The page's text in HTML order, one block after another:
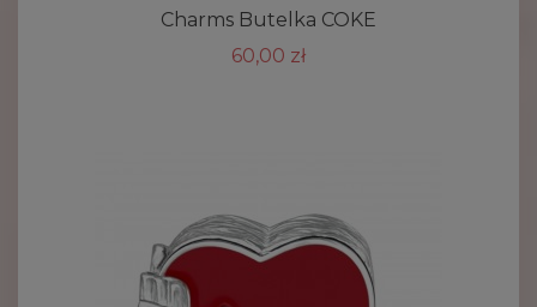
Charms Butelka COKE
60,00 zł